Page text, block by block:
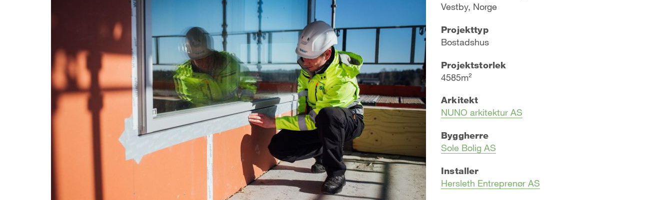
Vestby, Norge
Projekttyp
Bostadshus
Projektstorlek
4585m²
Arkitekt
NUNO arkitektur AS
Byggherre
Sole Bolig AS
Installer
Hersleth Entreprenør AS